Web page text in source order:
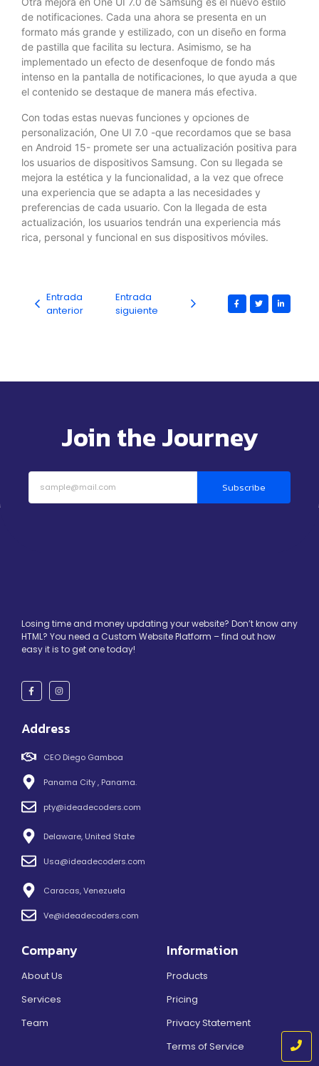
de notificaciones. Cada una ahora se presenta en un
formato más grande y estilizado, con un diseño en forma
de pastilla que facilita su lectura. Asimismo, se ha
implementado un efecto de desenfoque de fondo más
intenso en la pantalla de notificaciones, lo que ayuda a que
el contenido se destaque de manera más efectiva.
Con todas estas nuevas funciones y opciones de
personalización, One UI 7.0 -que recordamos que se basa
en Android 15- promete ser una actualización positiva para
los usuarios de dispositivos Samsung. Con su llegada se
mejora la estética y la funcionalidad, a la vez que ofrece
una experiencia que se adapta a las necesidades y
preferencias de cada usuario. Con la llegada de esta
actualización, los usuarios tendrán una experiencia más
rica, personal y funcional en sus dispositivos móviles.
Entrada
anterior
Entrada
siguiente
Join the Journey
Subscribe
Losing time and money updating your website? Don’t know any
HTML? You need a Custom Website Platform – find out how
easy it is to get one today!
Address
CEO Diego Gamboa
Panama City , Panama.
pty@ideadecoders.com
Delaware, United State
Usa@ideadecoders.com
Caracas, Venezuela
Ve@ideadecoders.com
Company
About Us
Services
Team
Information
Products
Pricing
Privacy Statement
Terms of Service